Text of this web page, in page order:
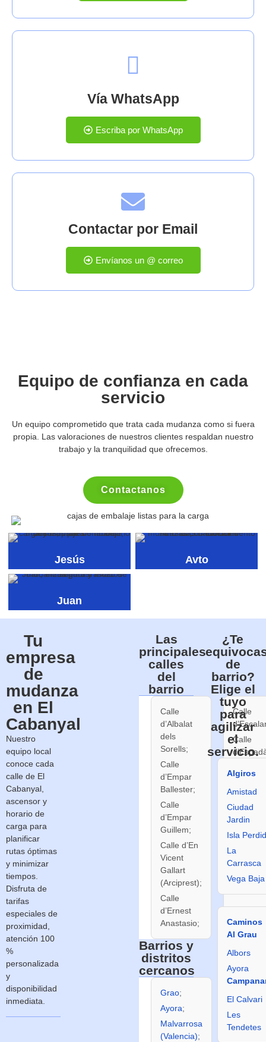
Vía WhatsApp
Escriba por WhatsApp
Contactar por Email
Envíanos un @ correo
Equipo de confianza en cada
servicio
Un equipo comprometido que trata cada mudanza como si fuera
propia. Las valoraciones de nuestros clientes respaldan nuestro
trabajo y la tranquilidad que ofrecemos.
Contactanos
Jesús Avto
Juan
Tu
empresa
de
mudanza
en El
Cabanyal
Nuestro
equipo local
conoce cada
calle de El
Cabanyal,
ascensor y
horario de
carga para
planificar
rutas óptimas
y minimizar
tiempos.
Disfruta de
tarifas
especiales de
proximidad,
atención 100
%
personalizada
y
disponibilidad
inmediata.
Las
principales
calles
del
barrio
Calle
d’Albalat
dels
Sorells;
Calle
d’Empar
Ballester;
Calle
d’Empar
Guillem;
Calle d’En
Vicent
Gallart
(Arciprest);
Calle
d’Ernest
Anastasio;
Calle
Calle
d’Esteve
Calle de
Beniopa;
Calle de
Barrios y
distritos
cercanos
Grao;
Ayora;
Malvarrosa
(Valencia);
Perduda
¿Te
de
barrio?
Elige el
tuyo
para
agilizar
el
servicio.
Algiros
Amistad
Ciudad
Jardin
Isla
La
Carrasca
Vega Baja
Caminos
Al Grau
Albors
Ayora
El Calvari
Les
Tendetes